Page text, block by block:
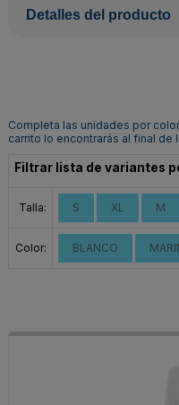
Detalles del producto
Completa las unidades por
carrito lo encontrarás al final de
Filtrar lista de variantes
Talla: S XL M
Color: BLANCO